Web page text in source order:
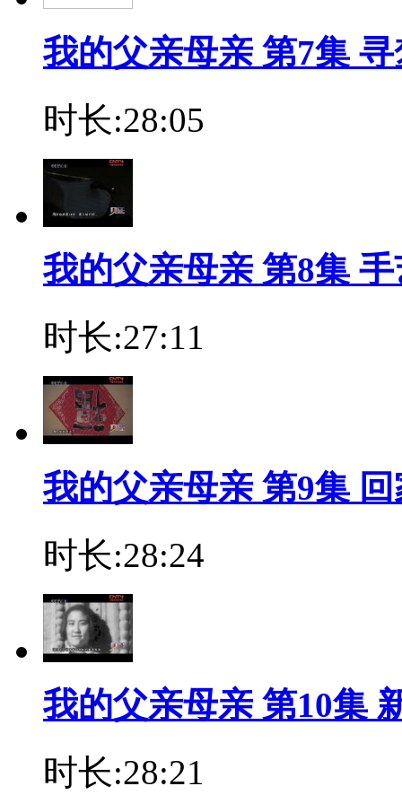
我的父亲母亲 第7集
时长:28:05
我的父亲母亲 第8集
时长:27:11
我的父亲母亲 第9集 回
时长:28:24
我的父亲母亲 第10集
时长:28:21